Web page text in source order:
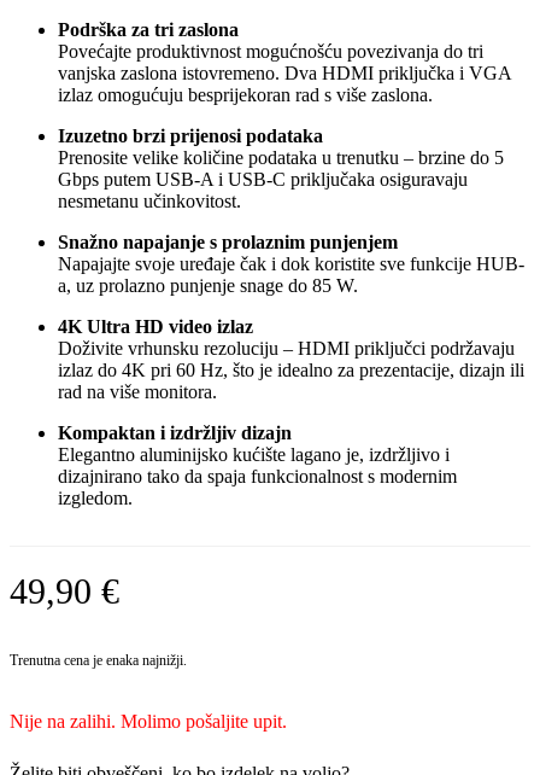
Podrška za tri zaslona
Povećajte produktivnost mogućnošću povezivanja do tri
vanjska zaslona istovremeno. Dva HDMI priključka i VGA
izlaz omogućuju besprijekoran rad s više zaslona.
Izuzetno brzi prijenosi podataka
Prenosite velike količine podataka u trenutku – brzine do 5
Gbps putem USB-A i USB-C priključaka osiguravaju
nesmetanu učinkovitost.
Snažno napajanje s prolaznim punjenjem
Napajajte svoje uređaje čak i dok koristite sve funkcije HUB-
a, uz prolazno punjenje snage do 85 W.
4K Ultra HD video izlaz
Doživite vrhunsku rezoluciju – HDMI priključci podržavaju
izlaz do 4K pri 60 Hz, što je idealno za prezentacije, dizajn ili
rad na više monitora.
Kompaktan i izdržljiv dizajn
Elegantno aluminijsko kućište lagano je, izdržljivo i
dizajnirano tako da spaja funkcionalnost s modernim
izgledom.
49,90 €
Trenutna cena je enaka najnižji.
Nije na zalihi. Molimo pošaljite upit.